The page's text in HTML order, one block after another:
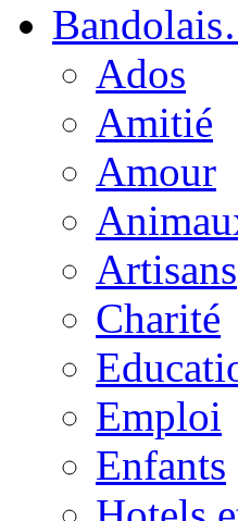
Ados
Amitié
Amour
Artisans
Charité
Emploi
Enfants